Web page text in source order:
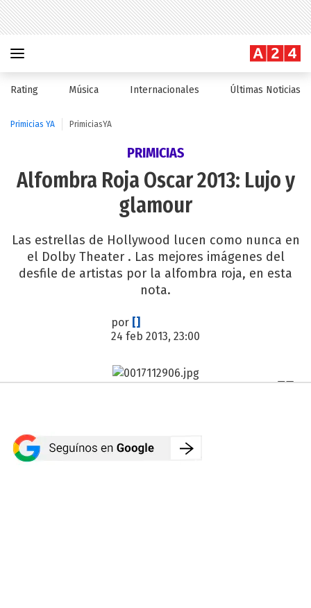
Rating Música Internacionales Últimas Noticias
Primicias YA PrimiciasYA
PRIMICIAS
Alfombra Roja Oscar 2013: Lujo y
glamour
Las estrellas de Hollywood lucen como nunca en
el Dolby Theater . Las mejores imágenes del
desfile de artistas por la alfombra roja, en esta
nota.
por []
24 feb 2013, 23:00